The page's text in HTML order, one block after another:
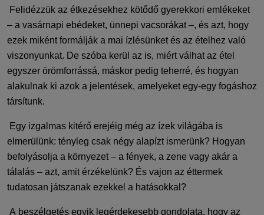
Felidézzük az étkezésekhez kötődő gyerekkori emlékeket
– a vasárnapi ebédeket, ünnepi vacsorákat –, és azt, hogy
ezek miként formálják a mai ízlésünket és az ételhez való
viszonyunkat. De szóba kerül az is, miért válhat az étel
egyszer örömforrássá, máskor pedig teherré, és hogyan
alakulnak ki azok a jelentések, amelyeket egy-egy fogáshoz
társítunk.
Egy izgalmas kitérő erejéig még az ízek világába is
elmerülünk: tényleg csak négy alapízt ismerünk? Hogyan
befolyásolja a környezet – a fények, a zene vagy akár a
tálalás – azt, amit érzékelünk? És vajon az éttermek
tudatosan játszanak ezekkel a hatásokkal?
A beszélgetés egyik legérdekesebb gondolata, hogy az